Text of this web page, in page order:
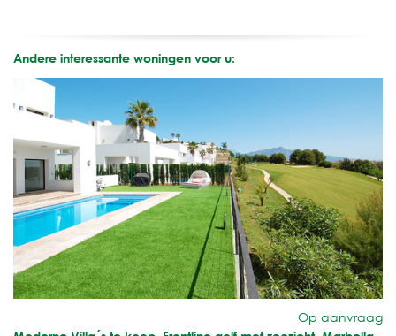
Andere interessante woningen voor u:
Op aanvraag